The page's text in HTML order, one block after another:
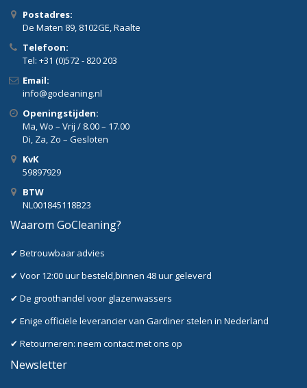
Postadres:
De Maten 89, 8102GE, Raalte
Telefoon:
Tel: +31 (0)572 - 820 203
Email:
info@gocleaning.nl
Openingstijden:
Ma, Wo – Vrij / 8.00 – 17.00
Di, Za, Zo – Gesloten
KvK
59897929
BTW
NL001845118B23
Waarom GoCleaning?
✔ Betrouwbaar advies
✔ Voor 12:00 uur besteld,binnen 48 uur geleverd
✔ De groothandel voor glazenwassers
✔ Enige officiële leverancier van Gardiner stelen in Nederland
✔ Retourneren: neem contact met ons op
Newsletter